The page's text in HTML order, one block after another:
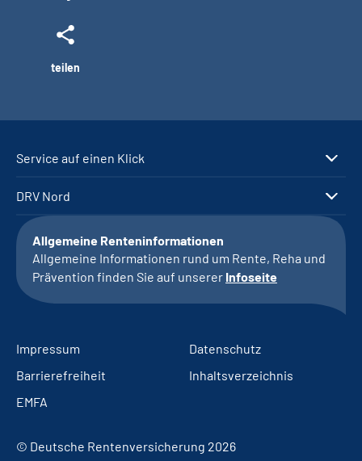
teilen
Service auf einen Klick
DRV Nord
Allgemeine Renteninformationen
Allgemeine Informationen rund um Rente, Reha und
Prävention finden Sie auf unserer Infoseite
Impressum
Datenschutz
Barrierefreiheit
Inhaltsverzeichnis
EMFA
© Deutsche Rentenversicherung 2026